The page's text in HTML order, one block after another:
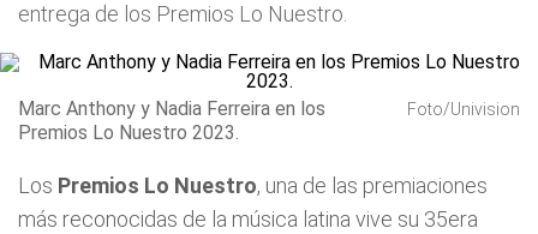
entrega de los Premios Lo Nuestro.
Marc Anthony y Nadia Ferreira en los
Premios Lo Nuestro 2023.
Foto/Univision
Los Premios Lo Nuestro, una de las premiaciones
más reconocidas de la música latina vive su 35era